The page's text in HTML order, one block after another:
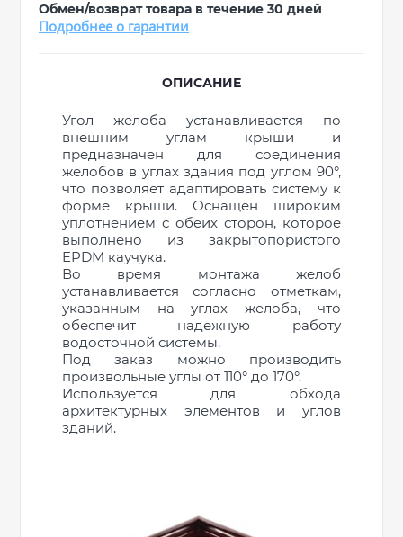
Обмен/возврат товара в течение 30 дней
Подробнее о гарантии
ОПИСАНИЕ
Угол желоба устанавливается по
внешним углам крыши и
предназначен для соединения
желобов в углах здания под углом 90°,
что позволяет адаптировать систему к
форме крыши. Оснащен широким
уплотнением с обеих сторон, которое
выполнено из закрытопористого
EPDM каучука.
Во время монтажа желоб
устанавливается согласно отметкам,
указанным на углах желоба, что
обеспечит надежную работу
водосточной системы.
Под заказ можно производить
произвольные углы от 110° до 170°.
Используется для обхода
архитектурных элементов и углов
зданий.